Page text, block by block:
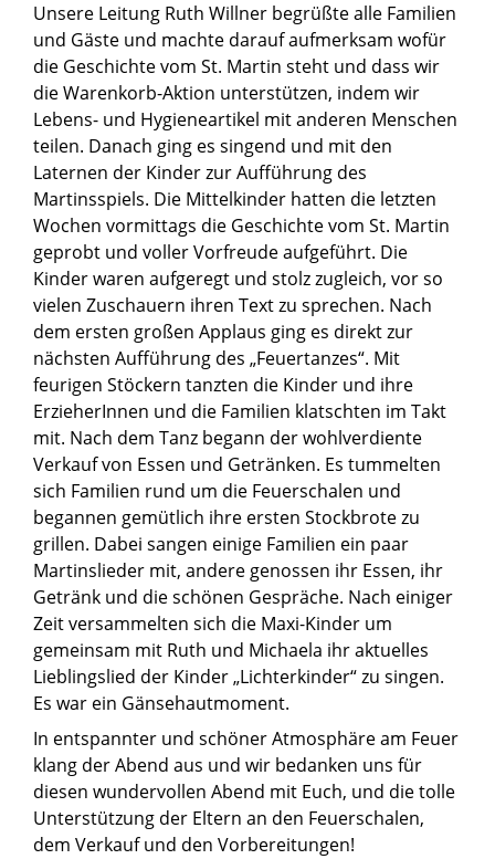
Unsere Leitung Ruth Willner begrüßte alle Familien
und Gäste und machte darauf aufmerksam wofür
die Geschichte vom St. Martin steht und dass wir
die Warenkorb-Aktion unterstützen, indem wir
Lebens- und Hygieneartikel mit anderen Menschen
teilen. Danach ging es singend und mit den
Laternen der Kinder zur Aufführung des
Martinsspiels. Die Mittelkinder hatten die letzten
Wochen vormittags die Geschichte vom St. Martin
geprobt und voller Vorfreude aufgeführt. Die
Kinder waren aufgeregt und stolz zugleich, vor so
vielen Zuschauern ihren Text zu sprechen. Nach
dem ersten großen Applaus ging es direkt zur
nächsten Aufführung des „Feuertanzes“. Mit
feurigen Stöckern tanzten die Kinder und ihre
ErzieherInnen und die Familien klatschten im Takt
mit. Nach dem Tanz begann der wohlverdiente
Verkauf von Essen und Getränken. Es tummelten
sich Familien rund um die Feuerschalen und
begannen gemütlich ihre ersten Stockbrote zu
grillen. Dabei sangen einige Familien ein paar
Martinslieder mit, andere genossen ihr Essen, ihr
Getränk und die schönen Gespräche. Nach einiger
Zeit versammelten sich die Maxi-Kinder um
gemeinsam mit Ruth und Michaela ihr aktuelles
Lieblingslied der Kinder „Lichterkinder“ zu singen.
Es war ein Gänsehautmoment.
In entspannter und schöner Atmosphäre am Feuer
klang der Abend aus und wir bedanken uns für
diesen wundervollen Abend mit Euch, und die tolle
Unterstützung der Eltern an den Feuerschalen,
dem Verkauf und den Vorbereitungen!